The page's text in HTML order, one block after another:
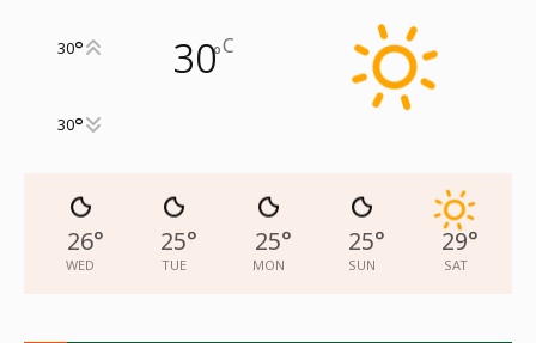
30°C
30°
30°
29°
SAT
25°
SUN
25°
MON
25°
TUE
26°
WED